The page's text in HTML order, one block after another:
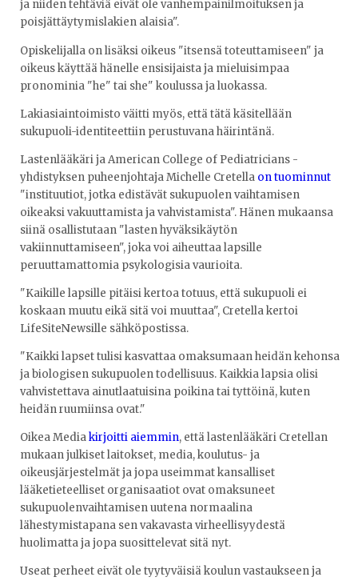
ja niiden tehtäviä eivät ole vanhempainilmoituksen ja
poisjättäytymislakien alaisia".
Opiskelijalla on lisäksi oikeus "itsensä toteuttamiseen" ja
oikeus käyttää hänelle ensisijaista ja mieluisimpaa
pronominia "he" tai she" koulussa ja luokassa.
Lakiasiaintoimisto väitti myös, että tätä käsitellään
sukupuoli-identiteettiin perustuvana häirintänä.
Lastenlääkäri ja American College of Pediatricians -
yhdistyksen puheenjohtaja Michelle Cretella on tuominnut
"instituutiot, jotka edistävät sukupuolen vaihtamisen
oikeaksi vakuuttamista ja vahvistamista". Hänen mukaansa
siinä osallistutaan "lasten hyväksikäytön
vakiinnuttamiseen", joka voi aiheuttaa lapsille
peruuttamattomia psykologisia vaurioita.
"Kaikille lapsille pitäisi kertoa totuus, että sukupuoli ei
koskaan muutu eikä sitä voi muuttaa", Cretella kertoi
LifeSiteNewsille sähköpostissa.
"Kaikki lapset tulisi kasvattaa omaksumaan heidän kehonsa
ja biologisen sukupuolen todellisuus. Kaikkia lapsia olisi
vahvistettava ainutlaatuisina poikina tai tyttöinä, kuten
heidän ruumiinsa ovat."
Oikea Mediakirjoitti aiemmin, että lastenlääkäri Cretellan
mukaan julkiset laitokset, media, koulutus- ja
oikeusjärjestelmät ja jopa useimmat kansalliset
lääketieteelliset organisaatiot ovat omaksuneet
sukupuolenvaihtamisen uutena normaalina
lähestymistapana sen vakavasta virheellisyydestä
huolimatta ja jopa suosittelevat sitä nyt.
Useat perheet eivät ole tyytyväisiä koulun vastaukseen ja